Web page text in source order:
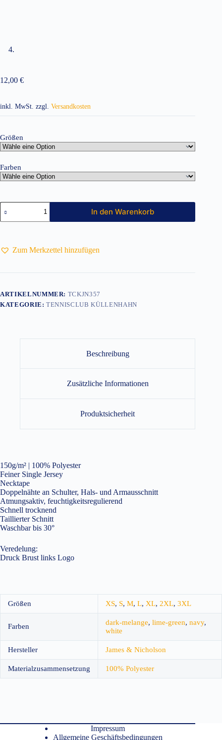
12,00 €
inkl. MwSt. zzgl. Versandkosten
Größen
Farben
Funktionsshirt
Damen
Menge
In den Warenkorb
Zum Merkzettel hinzufügen
ARTIKELNUMMER: TCKJN357
KATEGORIE:TENNISCLUB KÜLLENHAHN
Beschreibung
Zusätzliche Informationen
Produktsicherheit
150g/m² | 100% Polyester
Feiner Single Jersey
Necktape
Doppelnähte an Schulter, Hals- und Armausschnitt
Atmungsaktiv, feuchtigkeitsregulierend
Schnell trocknend
Taillierter Schnitt
Waschbar bis 30°
Veredelung:
Druck Brust links Logo
Größen XS, S, M, L, XL, 2XL, 3XL
Farben dark-melange, lime-green, navy,
white
Hersteller James & Nicholson
Materialzusammensetzung 100% Polyester
Impressum
Allgemeine Geschäftsbedingungen